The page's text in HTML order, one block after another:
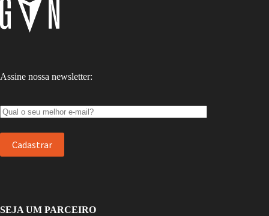
Assine nossa newsletter:
SEJA UM PARCEIRO